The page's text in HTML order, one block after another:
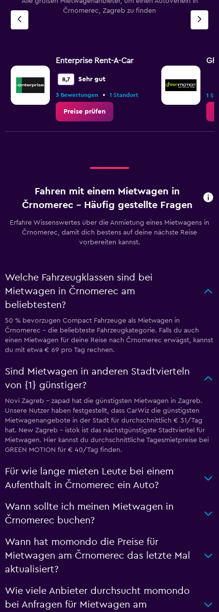
Črnomerec, Zagreb zu finden
Enterprise Rent-A-Car
8,7 Sehr gut
3 Bewertungen • 1 Standort
Preise prüfen
1
Fahren mit einem Mietwagen in
Črnomerec – Häufig gestellte Fragen
Erfahre Wissenswertes über die Anmietung eines Mietwagens in
Črnomerec, damit dich bestens auf deine nächste Reise
vorbereiten kannst.
Welche Fahrzeugklassen sind bei
Mietwagen in Črnomerec am
beliebtesten?
50 % bevorzugen Compact Fahrzeuge als Mietwagen in
Črnomerec – die beliebteste Fahrzeugkategorie. Falls du auch
einen Mietwagen für deine Reise nach Črnomerec erwägst, kannst
du mit etwa € 69 pro Tag rechnen.
Sind Mietwagen in anderen Stadtvierteln
von {1} günstiger?
Novi Zagreb – zapad hat die günstigsten Mietwagen in Zagreb.
Unsere Nutzer haben festgestellt, dass CarWiz die günstigsten
Mietwagenangebote in der Stadt für durchschnittlich € 31/Tag
hat. New Zagreb - istok ist das nächstgünstigste Stadtviertel für
Mietwagen. Hier kannst du durchschnittliche Tagesmietpreise bei
GREEN MOTION für € 40/Tag finden.
Für wie lange mieten Leute bei einem
Aufenthalt in Črnomerec ein Auto?
Wann sollte ich meinen Mietwagen in
Črnomerec buchen?
Wann hat momondo die Preise für
Mietwagen am Črnomerec das letzte Mal
aktualisiert?
Wie viele Anbieter durchsucht momondo
bei Anfragen für Mietwagen am